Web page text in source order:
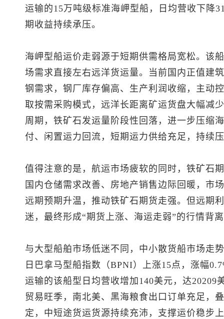
运输的15万吨级标准海岬型船，日均营收下降
期收益持续承压。
海岬型船运价走弱源于短期供需格局宽松。该
场需求直接左右远洋货运量。当前国内正值建
钢需求，钢厂库存偏高、生产利润收缩，主动
取按需采购模式，远洋长距离矿运货盘大幅减
周期，铁矿石发运量阶段性回落，进一步压缩
付、闲置运力回流，短期运力供给充足，持续
值得注意的是，航运市场疲软的同时，铁矿石
国内仓储需求改善、房地产销售边际回暖，市
远期预期升温，推动铁矿石期货走强。但远期
迷，最终形成“期货上涨、海运走弱”的行情背
与大型船舶市场低迷不同，中小散货船市场走
日巴拿马型船指数（BPNI）上涨15点，涨幅
运输的该船型日均营收增加140美元，达20209
贸易旺季，南北美、黑海粮食出口订单充足，
定，中短途货运货源持续充沛，支撑运价稳步